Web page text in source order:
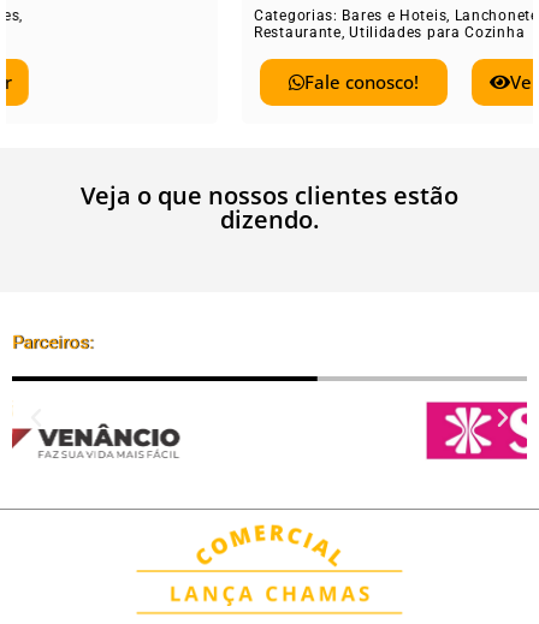
Lanchonetes
Utilidades para Cozinha
Ver
Veja o que nossos clientes estão
dizendo.
Parceiros: